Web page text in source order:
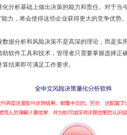
分析基础上做出决策的能力和责任。对于当
力，将会使得这些企业获得更大的竞争优势。
据分析和风险决策不是高深的理论，而是实
软件工具和技术，管理者只需要掌握选择正
结果即可满足工作要求。